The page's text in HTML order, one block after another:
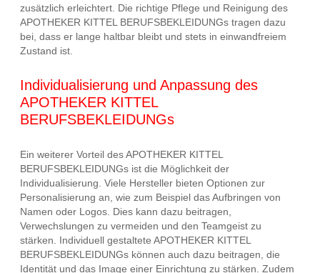
zusätzlich erleichtert. Die richtige Pflege und Reinigung des
APOTHEKER KITTEL BERUFSBEKLEIDUNGs tragen dazu
bei, dass er lange haltbar bleibt und stets in einwandfreiem
Zustand ist.
Individualisierung und Anpassung des
APOTHEKER KITTEL
BERUFSBEKLEIDUNGs
Ein weiterer Vorteil des APOTHEKER KITTEL
BERUFSBEKLEIDUNGs ist die Möglichkeit der
Individualisierung. Viele Hersteller bieten Optionen zur
Personalisierung an, wie zum Beispiel das Aufbringen von
Namen oder Logos. Dies kann dazu beitragen,
Verwechslungen zu vermeiden und den Teamgeist zu
stärken. Individuell gestaltete APOTHEKER KITTEL
BERUFSBEKLEIDUNGs können auch dazu beitragen, die
Identität und das Image einer Einrichtung zu stärken. Zudem